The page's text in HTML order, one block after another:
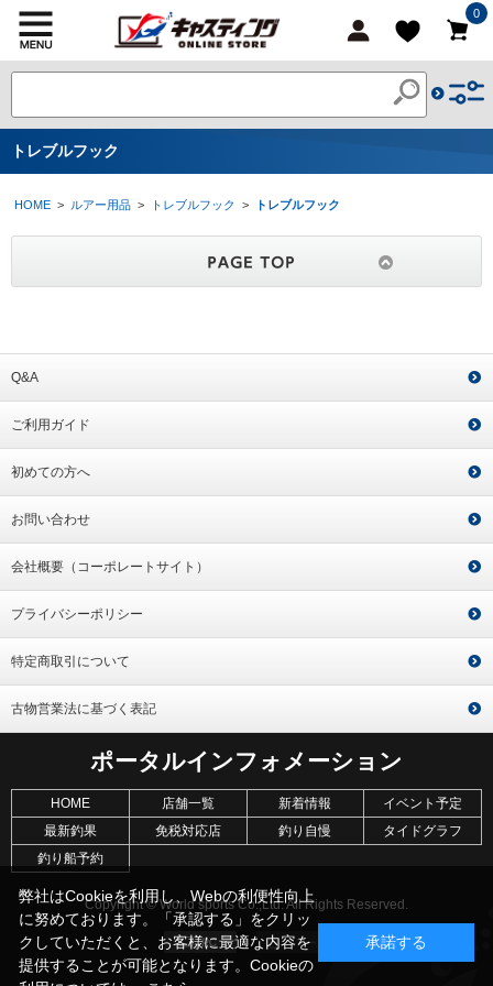
0
トレブルフック
HOME > ルアー用品 > トレブルフック > トレブルフック
Q&A
ご利用ガイド
初めての方へ
お問い合わせ
会社概要（コーポレートサイト）
プライバシーポリシー
特定商取引について
古物営業法に基づく表記
ポータルインフォメーション
HOME 店舗一覧 新着情報
イベント予定
最新釣果
免税対応店 釣り自慢
タイドグラフ
釣り船予約
Copyright © World sports Co.,Ltd. All Rights Reserved.
弊社はCookieを利用し、Webの利便性向上
に努めております。「承認する」をクリッ
クしていただくと、お客様に最適な内容を
提供することが可能となります。Cookieの
承諾する